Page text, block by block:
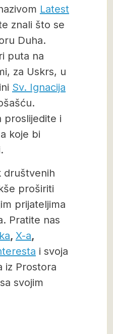
Latest
znali što se
Duha.
puta na
za Uskrs, u
Sv. Ignacija
proslijedite i
koje bi
društvenih
proširiti
prijateljima
Pratite nas
, X-a,
i svoja
iz Prostora
svojim